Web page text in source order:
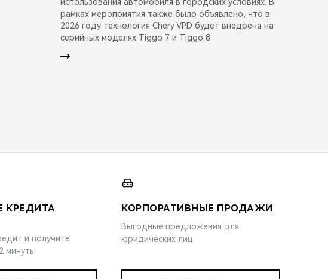
рамках мероприятия также было объявлено, что в
2026 году технология Chery VPD будет внедрена на
серийных моделях Tiggo 7 и Tiggo 8.
КРЕДИТА
и получите
минуты
КОРПОРАТИВНЫЕ ПРОДАЖИ
Выгодные предложения для
юридических лиц